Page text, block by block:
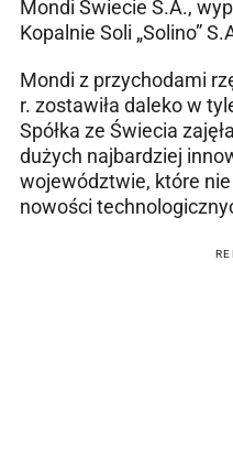
Mondi Świecie S.A.,
Kopalnie Soli „Solino”
Mondi z przychodami
r. zostawiła daleko w
Spółka ze Świecia
dużych najbardziej
województwie, które
nowości